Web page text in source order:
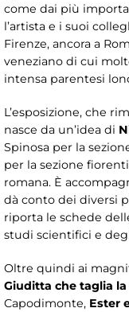
come dai più
l’artista e i suoi
Firenze, ancora a
veneziano di cui
intensa parentesi
L’esposizione, che
nasce da un’idea di
Spinosa per la
per la sezione
romana. È
dà conto dei diversi
riporta le schede
studi scientifici e
Oltre quindi ai
Giuditta che taglia
Capodimonte, Ester